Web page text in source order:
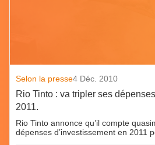
Selon la presse4 Déc. 2010
Rio Tinto : va tripler ses
2011.
Rio Tinto annonce qu’il compte
dépenses d’investissement en 2011